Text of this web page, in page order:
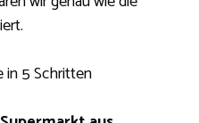
in 5 Schritten